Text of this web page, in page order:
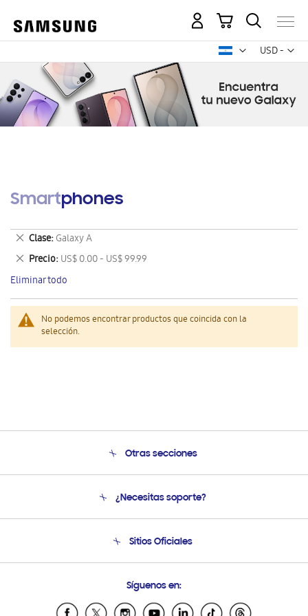
USD -
dólar
Mi carrito
Smartphones
No podemos encontrar productos que coincida con la
selección.
Clase Galaxy A
Eliminar
este
artículo
Precio US$ 0.00 - US$ 99.99
Eliminar
este
artículo
Eliminar todo
Otras secciones
Soporte
¿Necesitas soporte?
Soporte vía eMail
Sitios Oficiales
Samsung Ecuador
Síguenos en: